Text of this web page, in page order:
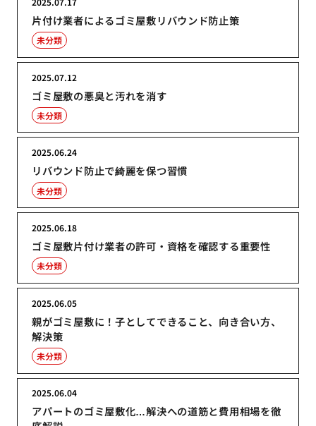
片付け業者によるゴミ屋敷リバウンド防止策
未分類
ゴミ屋敷の悪臭と汚れを消す
2025.07.12
未分類
リバウンド防止で綺麗を保つ習慣
2025.06.24
未分類
ゴミ屋敷片付け業者の許可・資格を確認する重要性
2025.06.18
未分類
親がゴミ屋敷に！子としてできること、向き合い方、
解決策
2025.06.05
未分類
アパートのゴミ屋敷化…解決への道筋と費用相場を徹
2025.06.04